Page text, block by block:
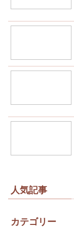
人気記事
カテゴリー